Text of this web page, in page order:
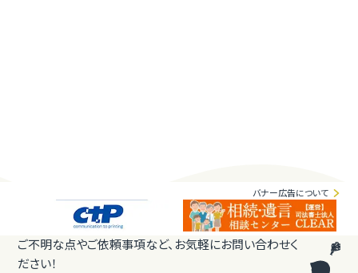
バナー広告について
ご不明な点やご依頼事項など、お気軽にお問い合わせく
ださい！